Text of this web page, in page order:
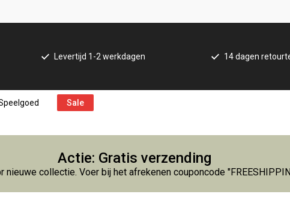
Levertijd 1-2 werkdagen 14 dagen
Sale
Actie: Gratis verzending
nieuwe collectie. Voer bij het afrekenen couponcode